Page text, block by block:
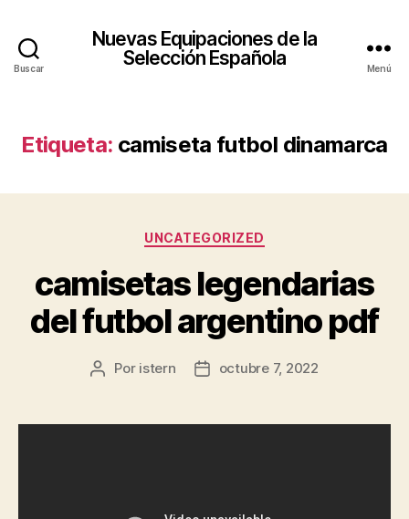
Buscar
Nuevas Equipaciones de la
Selección Española
Menú
Etiqueta: camiseta futbol dinamarca
Categorías
UNCATEGORIZED
camisetas legendarias
del futbol argentino pdf
Autor
entrada
Por istern
Fecha
entrada
octubre 7, 2022